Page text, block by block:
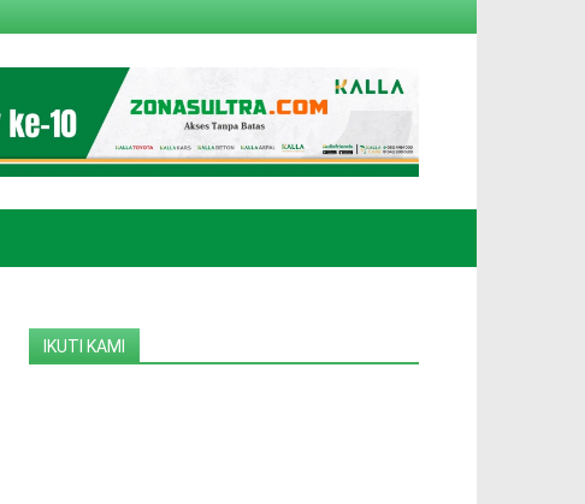
IKUTI KAMI